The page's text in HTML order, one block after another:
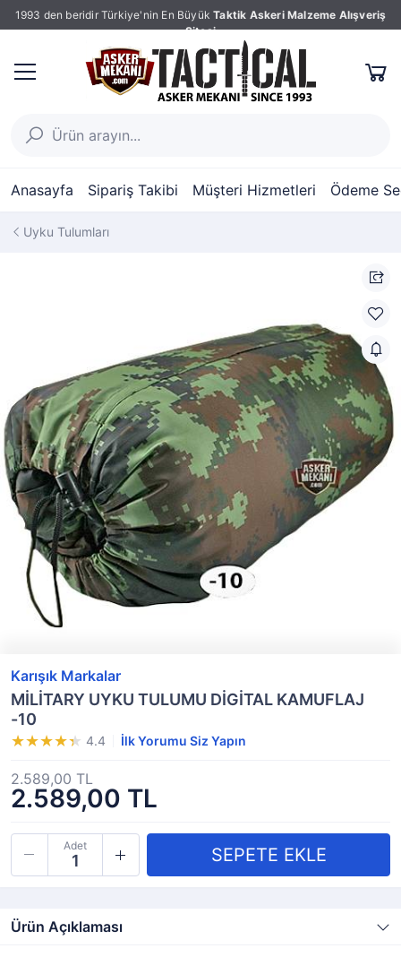
1993 den beridir Türkiye'nin En Büyük Taktik Askeri Malzeme Alışveriş
Sitesi
Anasayfa Sipariş Takibi Müşteri Hizmetleri Ödeme
Uyku Tulumları
Karışık Markalar
MİLİTARY UYKU TULUMU DİGİTAL KAMUFLAJ
-10
4.4 İlk Yorumu Siz Yapın
2.589,00 TL
2.589,00 TL
Adet
Ürün Açıklaması